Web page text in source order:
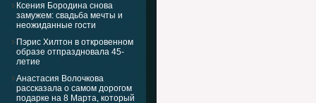
Ксения Бородина снова
замужем: свадьба мечты и
неожиданные гости
Пэрис Хилтон в откровенном
образе отпраздновала 45-
летие
Анастасия Волочкова
рассказала о самом дорогом
подарке на 8 Марта, который